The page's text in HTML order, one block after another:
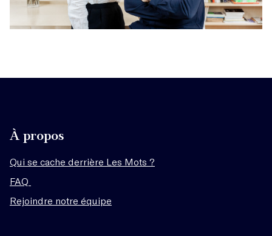
À propos
Qui se cache derrière Les Mots ?
FAQ
Rejoindre notre équipe